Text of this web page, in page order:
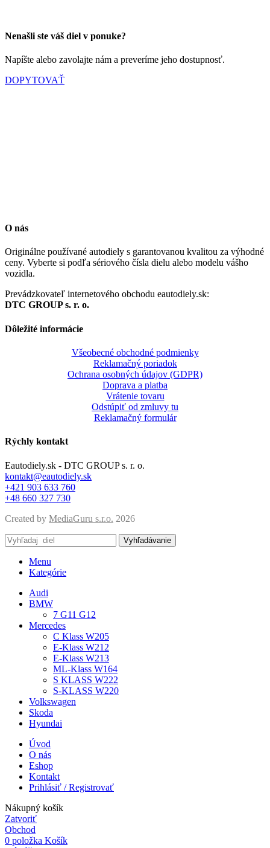
Nenašli ste váš diel v ponuke?
Napíšte alebo zavolajte nám a preveríme jeho dostupnosť.
DOPYTOVAŤ
O nás
Originálne používané autodiely s garantovanou kvalitou za výhodné
ceny. Vyberte si podľa sériového čísla dielu alebo modelu vášho
vozidla.
Prevádzkovateľ internetového obchodu eautodiely.sk:
DTC GROUP s. r. o.
Dôležité informácie
Všeobecné obchodné podmienky
Reklamačný poriadok
Ochrana osobných údajov (GDPR)
Doprava a platba
Vrátenie tovaru
Odstúpiť od zmluvy tu
Reklamačný formulár
Rýchly kontakt
Eautodiely.sk - DTC GROUP s. r. o.
kontakt@eautodiely.sk
+421 903 633 760
+48 660 327 730
Created by MediaGuru s.r.o. 2026
Vyhľadávanie
Menu
Kategórie
Audi
BMW
7 G11 G12
Mercedes
C Klass W205
E-Klass W212
E-Klass W213
ML-Klass W164
S KLASS W222
S-KLASS W220
Volkswagen
Skoda
Hyundai
Úvod
O nás
Eshop
Kontakt
Prihlásiť / Registrovať
Nákupný košík
Zatvoriť
Obchod
0 položka Košík